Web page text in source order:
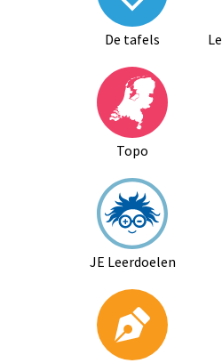
De tafels
Topo
JE Leerdoelen